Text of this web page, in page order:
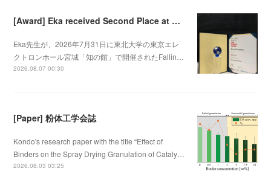
[Award] Eka received Second Place at Falling Walls Lab Sendai 2026
Eka先生が、2026年7月31日に東北大学の東京エレ
クトロンホール宮城「知の館」で開催されたFallin…
2026.08.07 00:30
[Paper] 粉体工学会誌
Kondo's research paper with the title “Effect of
Binders on the Spray Drying Granulation of Cataly…
2026.08.03 03:25